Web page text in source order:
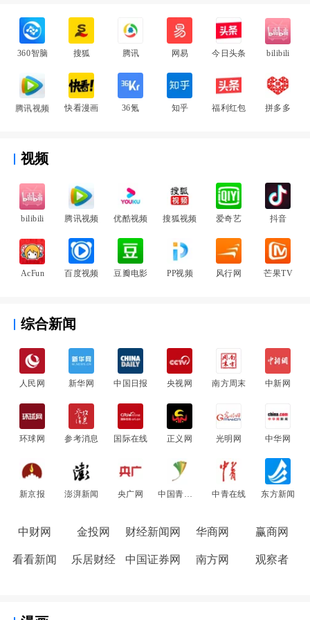
360智脑 搜狐 腾讯 网易 今日头条 bilibili
腾讯视频 快看漫画 36氪 知乎 福利红包 拼多多
视频
bilibili 腾讯视频 优酷视频 搜狐视频 爱奇艺 抖音
AcFun 百度视频 豆瓣电影 PP视频 风行网 芒果TV
综合新闻
人民网 新华网 中国日报 央视网 南方周末 中新网
环球网 参考消息 国际在线 正义网 光明网 中华网
新京报 澎湃新闻 央广网 中青在线 东方新闻
中财网 金投网 财经新闻网 华商网 赢商网
看看新闻 乐居财经 中国证券网 南方网 观察者